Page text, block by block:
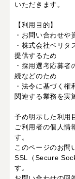
いただきます。
【利用目的】
・お問い合わせ
・株式会社ベリ
提供するため
・採用選考応募
続などのため
・法令に基づく
関連する業務を実
予め明示した利用
ご利用者の個人情
す。
このページのお問
SSL（Secure
す。